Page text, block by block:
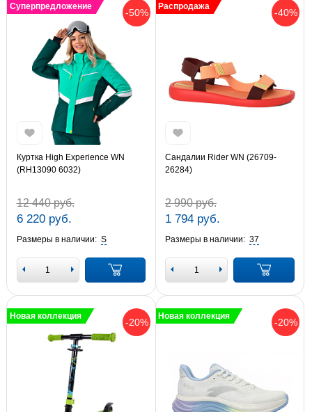
-50%
Суперпредложение
Куртка High Experience WN
(RH13090 6032)
12 440 руб.
6 220 руб.
Размеры в наличии: S
-40%
Распродажа
Сандалии Rider WN (26709-
26284)
2 990 руб.
1 794 руб.
Размеры в наличии: 37
-20%
Новая коллекция
-20%
Новая коллекция